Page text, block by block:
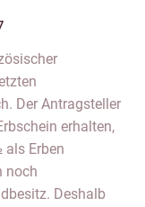
Der Antragsteller
erhalten,
als Erben
noch
Deshalb